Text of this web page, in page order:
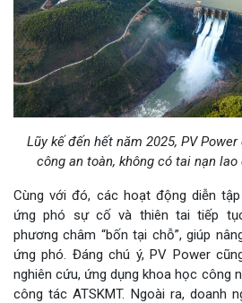
Lũy kế đến hết năm 2025, PV
công an toàn, không có tai nạn lao
Cùng với đó, các hoạt động diễn
ứng phó sự cố và thiên tai tiếp
phương châm “bốn tại chỗ”, giúp
ứng phó. Đáng chú ý, PV Power
nghiên cứu, ứng dụng khoa học công
công tác ATSKMT. Ngoài ra, doanh